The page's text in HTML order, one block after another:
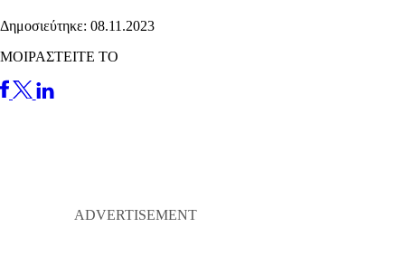
Δημοσιεύτηκε: 08.11.2023
ΜΟΙΡΑΣΤΕΙΤΕ ΤΟ